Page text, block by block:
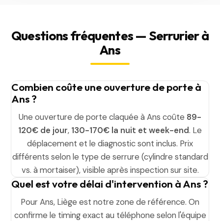
Questions fréquentes — Serrurier à
Ans
Combien coûte une ouverture de porte à
Ans ?
Une ouverture de porte claquée à Ans coûte 89-
120€ de jour, 130-170€ la nuit et week-end. Le
déplacement et le diagnostic sont inclus. Prix
différents selon le type de serrure (cylindre standard
vs. à mortaiser), visible après inspection sur site.
Quel est votre délai d'intervention à Ans ?
Pour Ans, Liège est notre zone de référence. On
confirme le timing exact au téléphone selon l'équipe